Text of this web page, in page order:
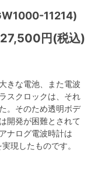
11214)
27,500円(税込)
きな電池、また電波
スクロックは、それ
。そのため透明ボデ
開発が困難とされて
ナログ電波時計は
現したものです。